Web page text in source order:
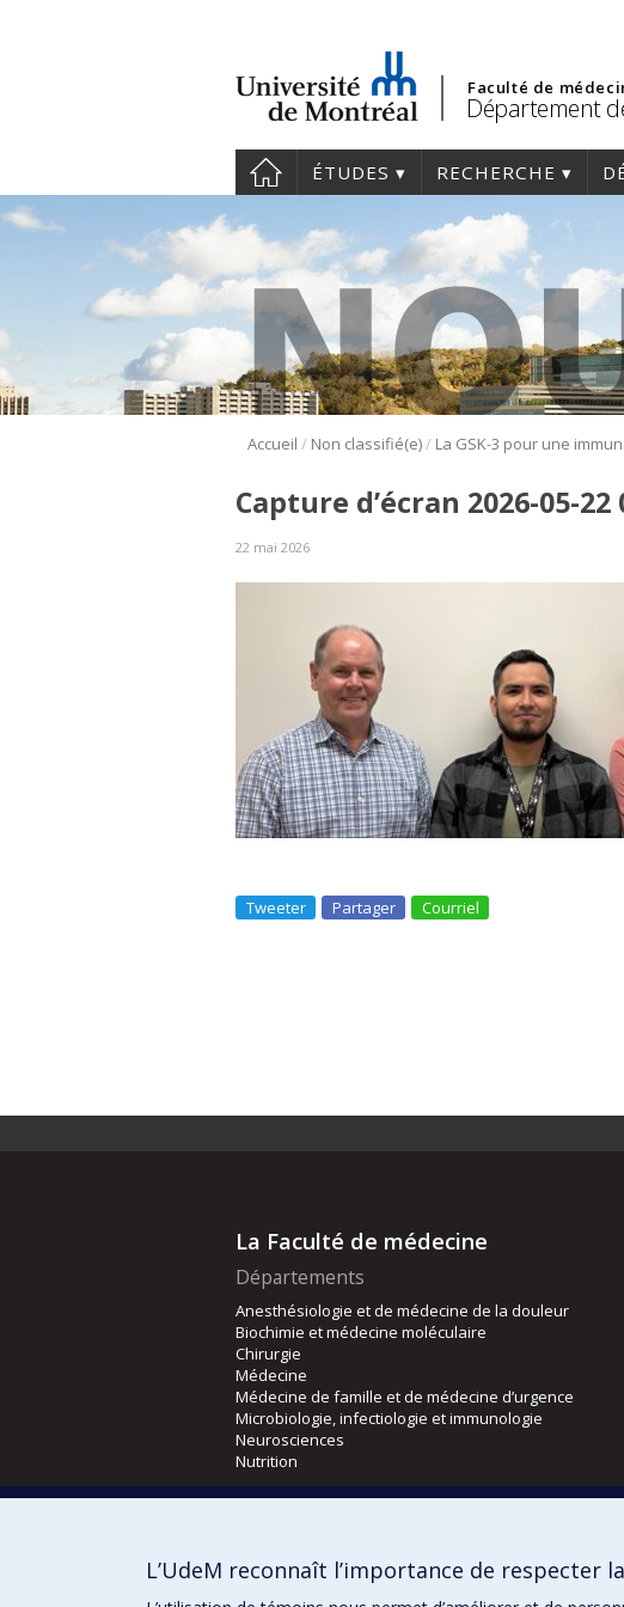
Faculté de
Département
ÉTUDES RECHERCHE
Accueil / Non classifié(e)/
Capture d’écran 2026-05-22
22 mai 2026
Tweeter Partager Courriel
La Faculté de médecine
Départements
Anesthésiologie et de médecine de la douleur
Biochimie et médecine moléculaire
Chirurgie
Médecine
Médecine de famille et de médecine d’urgence
Microbiologie, infectiologie et immunologie
Neurosciences
Nutrition
Orthophonie et audiologie
L’UdeM reconnaît l’importance de respecter